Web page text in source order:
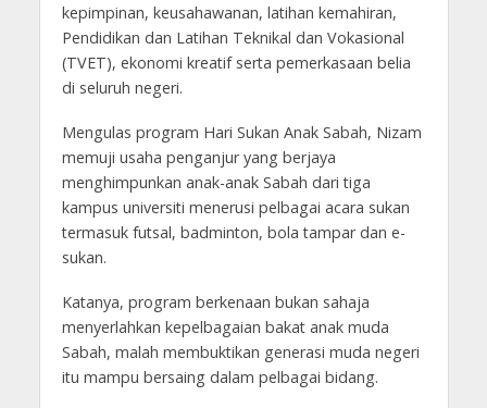
kepimpinan, keusahawanan, latihan kemahiran,
Pendidikan dan Latihan Teknikal dan Vokasional
(TVET), ekonomi kreatif serta pemerkasaan belia
di seluruh negeri.
Mengulas program Hari Sukan Anak Sabah, Nizam
memuji usaha penganjur yang berjaya
menghimpunkan anak-anak Sabah dari tiga
kampus universiti menerusi pelbagai acara sukan
termasuk futsal, badminton, bola tampar dan e-
sukan.
Katanya, program berkenaan bukan sahaja
menyerlahkan kepelbagaian bakat anak muda
Sabah, malah membuktikan generasi muda negeri
itu mampu bersaing dalam pelbagai bidang.